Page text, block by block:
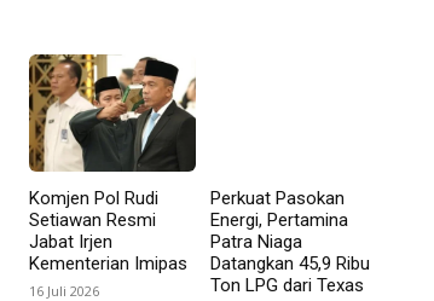
Komjen Pol Rudi
Setiawan Resmi
Jabat Irjen
Kementerian Imipas
16 Juli 2026
Perkuat Pasokan
Energi, Pertamina
Patra Niaga
Datangkan 45,9 Ribu
Ton LPG dari Texas